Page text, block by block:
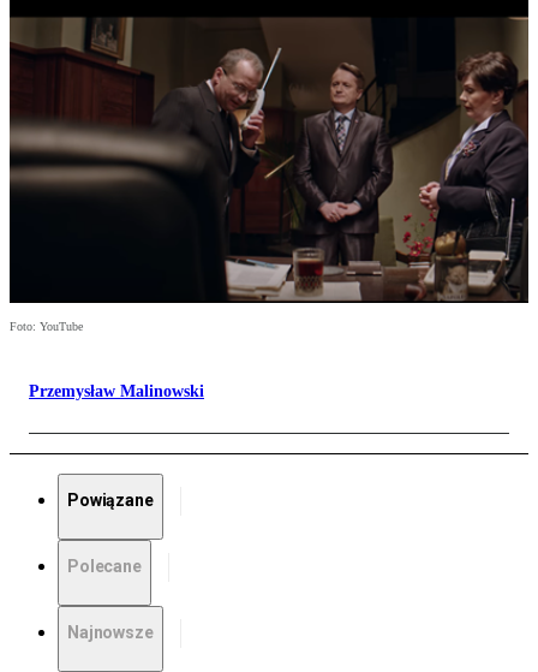
Foto: YouTube
Przemysław Malinowski
Powiązane
Polecane
Najnowsze